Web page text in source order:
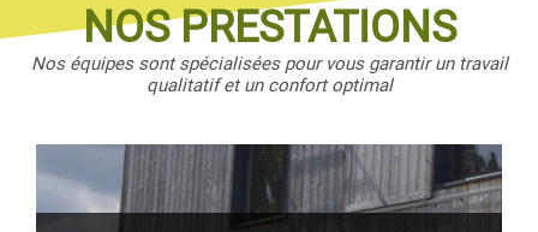
NOS PRESTATIONS
Nos équipes sont spécialisées pour vous garantir un travail
qualitatif et un confort optimal